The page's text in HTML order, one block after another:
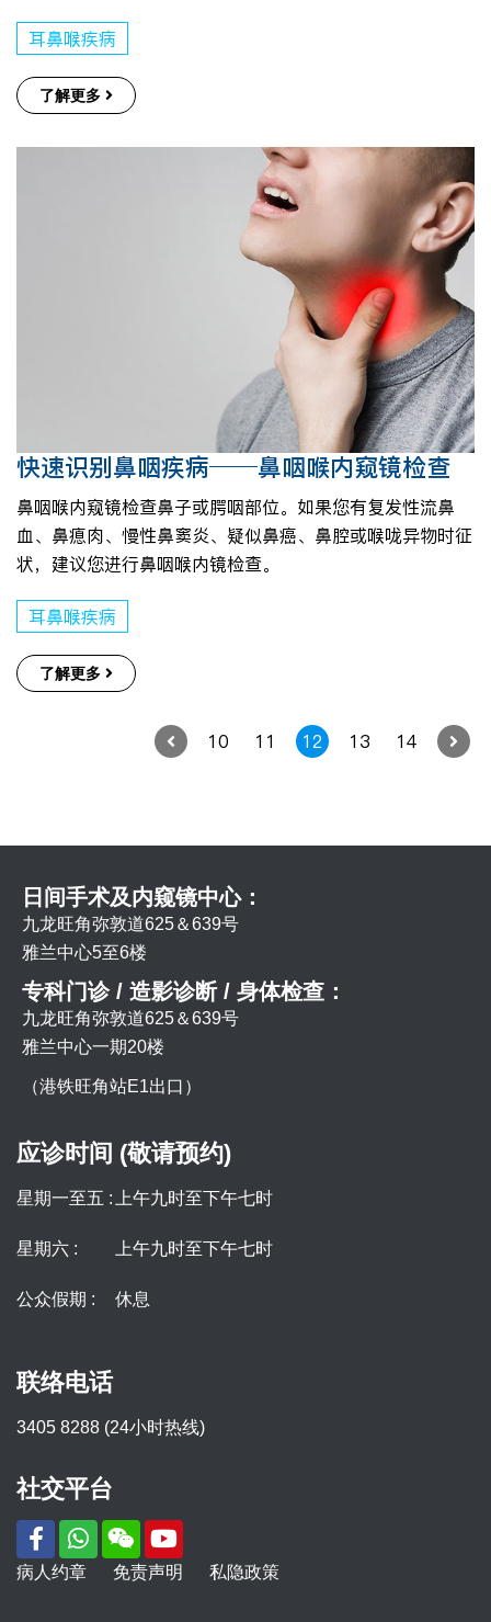
耳鼻喉疾病
了解更多
快速识别鼻咽疾病──鼻咽喉内窥镜检查
鼻咽喉内窥镜检查鼻子或腭咽部位。如果您有复发性流鼻
血、鼻瘜肉、慢性鼻窦炎、疑似鼻癌、鼻腔或喉咙异物时征
状，建议您进行鼻咽喉内镜检查。
耳鼻喉疾病
了解更多
10 11 12 13 14
日间手术及内窥镜中心：
九龙旺角弥敦道625＆639号
雅兰中心5至6楼
专科门诊 / 造影诊断 / 身体检查：
九龙旺角弥敦道625＆639号
雅兰中心一期20楼
（港铁旺角站E1出口）
应诊时间 (敬请预约)
星期一至五 : 上午九时至下午七时
星期六 : 上午九时至下午七时
公众假期 : 休息
联络电话
3405 8288 (24小时热线)
社交平台
病人约章 免责声明 私隐政策